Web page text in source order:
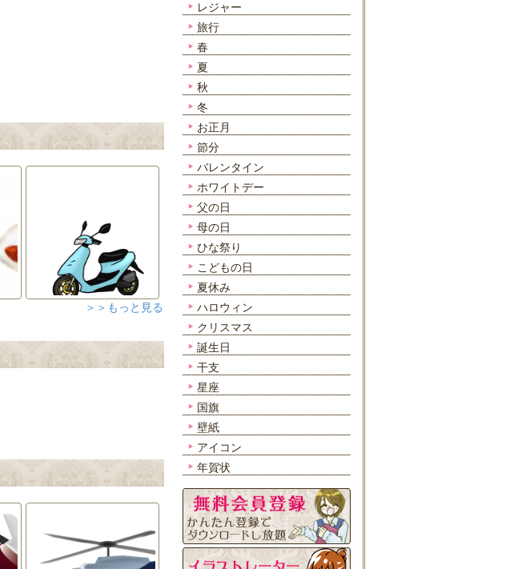
＞＞もっと見る
レジャー
旅行
春
夏
秋
冬
お正月
節分
バレンタイン
ホワイトデー
父の日
母の日
ひな祭り
こどもの日
夏休み
ハロウィン
クリスマス
誕生日
干支
星座
国旗
壁紙
アイコン
年賀状